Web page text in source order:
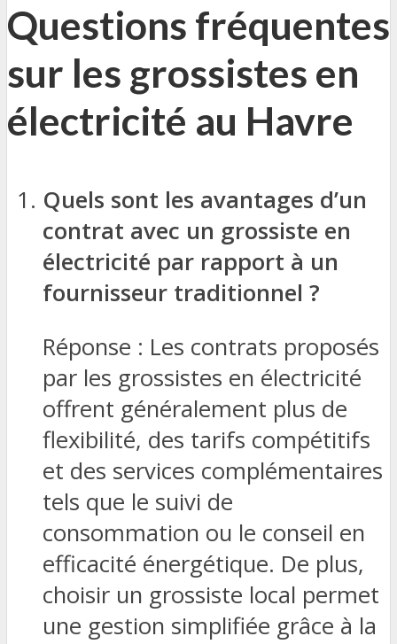
Questions fréquentes
sur les grossistes en
électricité au Havre
Quels sont les avantages d’un
contrat avec un grossiste en
électricité par rapport à un
fournisseur traditionnel ?
Réponse : Les contrats proposés
par les grossistes en électricité
offrent généralement plus de
flexibilité, des tarifs compétitifs
et des services complémentaires
tels que le suivi de
consommation ou le conseil en
efficacité énergétique. De plus,
choisir un grossiste local permet
une gestion simplifiée grâce à la